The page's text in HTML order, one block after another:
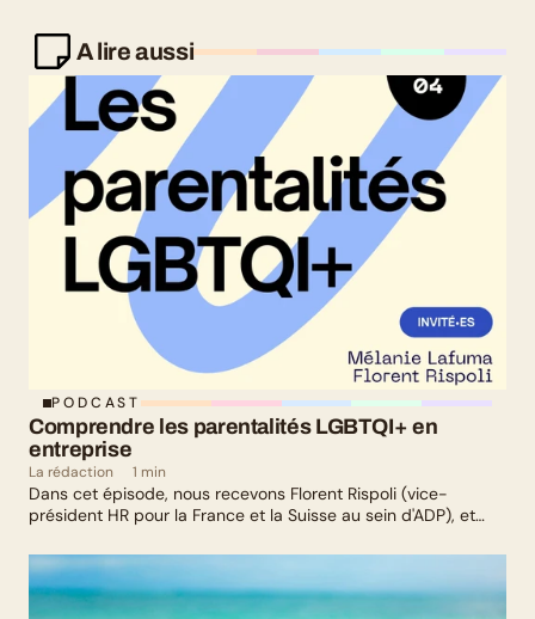
A lire aussi
PODCAST
Comprendre les parentalités LGBTQI+ en
entreprise
La rédaction 1 min
Dans cet épisode, nous recevons Florent Rispoli (vice-
président HR pour la France et la Suisse au sein d'ADP), et
leurs parcours de parents LGBTQ+.